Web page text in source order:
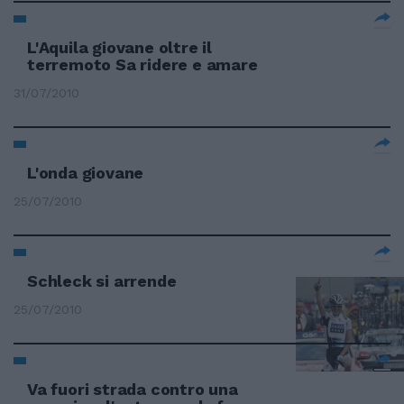
L'Aquila giovane oltre il
terremoto Sa ridere e amare
31/07/2010
L'onda giovane
25/07/2010
Schleck si arrende
25/07/2010
Va fuori strada contro una